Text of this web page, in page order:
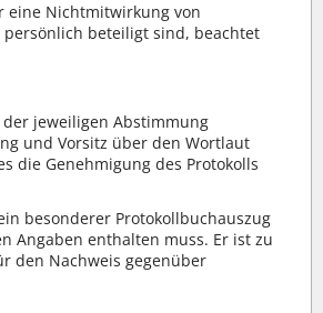
eine Nichtmitwirkung von
beteiligt sind, beachtet
jeweiligen Abstimmung
und Vorsitz über den Wortlaut
die Genehmigung des Protokolls
besonderer Protokollbuchauszug
Angaben enthalten muss. Er ist zu
den Nachweis gegenüber